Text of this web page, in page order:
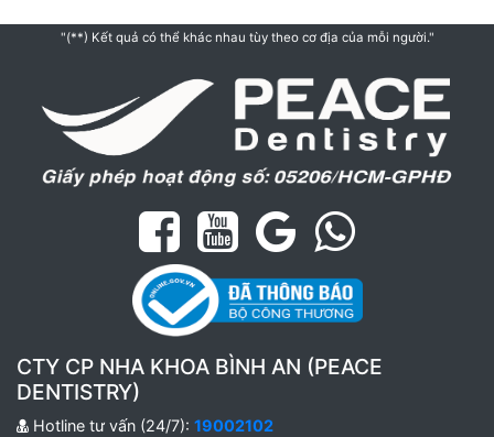
"(**) Kết quả có thể khác nhau tùy theo cơ địa của mỗi người."
CTY CP NHA KHOA BÌNH AN (PEACE
DENTISTRY)
Hotline tư vấn (24/7): 19002102